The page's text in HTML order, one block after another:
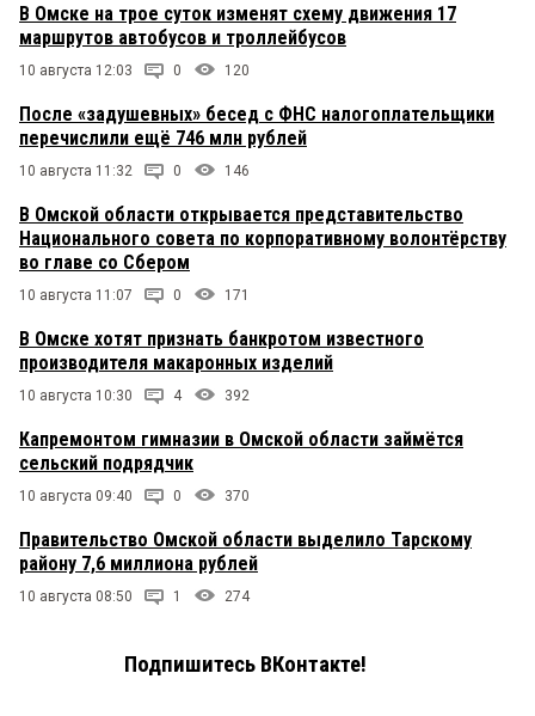
В Омске на трое суток изменят схему движения 17
маршрутов автобусов и троллейбусов
10 августа 12:03 0 120
После «задушевных» бесед с ФНС налогоплательщики
перечислили ещё 746 млн рублей
10 августа 11:32 0 146
В Омской области открывается представительство
Национального совета по корпоративному волонтёрству
во главе со Сбером
10 августа 11:07 0 171
В Омске хотят признать банкротом известного
производителя макаронных изделий
10 августа 10:30 4 392
Капремонтом гимназии в Омской области займётся
сельский подрядчик
10 августа 09:40 0 370
Правительство Омской области выделило Тарскому
району 7,6 миллиона рублей
10 августа 08:50 1 274
Подпишитесь ВКонтакте!